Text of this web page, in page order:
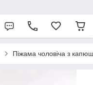
Піжама чоловіча з